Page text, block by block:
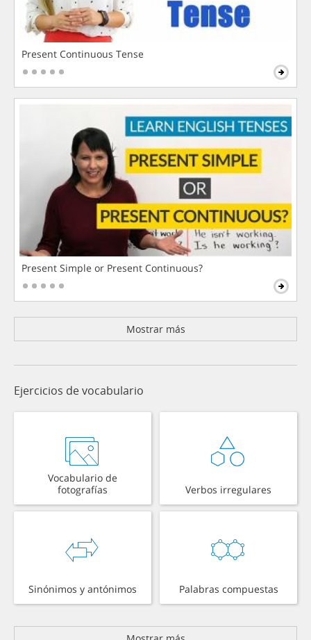
Present Continuous Tense
Present Simple or Present Continuous?
Mostrar más
Ejercicios de vocabulario
Vocabulario de
fotografías
Verbos irregulares
Sinónimos y antónimos Palabras compuestas